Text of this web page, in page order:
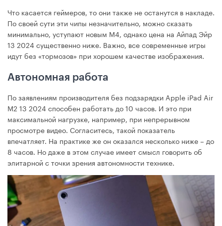
Что касается геймеров, то они также не останутся в накладе.
По своей сути эти чипы незначительно, можно сказать
минимально, уступают новым М4, однако цена на Айпад Эйр
13 2024 существенно ниже. Важно, все современные игры
идут без «тормозов» при хорошем качестве изображения.
Автономная работа
По заявлениям производителя без подзарядки Apple iPad Air
М2 13 2024 способен работать до 10 часов. И это при
максимальной нагрузке, например, при непрерывном
просмотре видео. Согласитесь, такой показатель
впечатляет. На практике же он оказался несколько ниже – до
8 часов. Но даже в этом случае имеет смысл говорить об
элитарной с точки зрения автономности технике.